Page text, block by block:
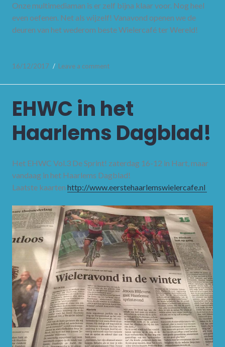
Onze multimediaman is er zelf bijna klaar voor. Nog heel
even oefenen. Net als wijzelf! Vanavond openen we de
deuren van het wederom beste Wielercafé ter Wereld!
16/12/2017 Leave a comment
EHWC in het
Haarlems Dagblad!
Het EHWC Vol.3 De Sprint! zaterdag 16-12 in Hart, maar
vandaag in het Haarlems Dagblad!
Laatste kaarten http://www.eerstehaarlemswielercafe.nl